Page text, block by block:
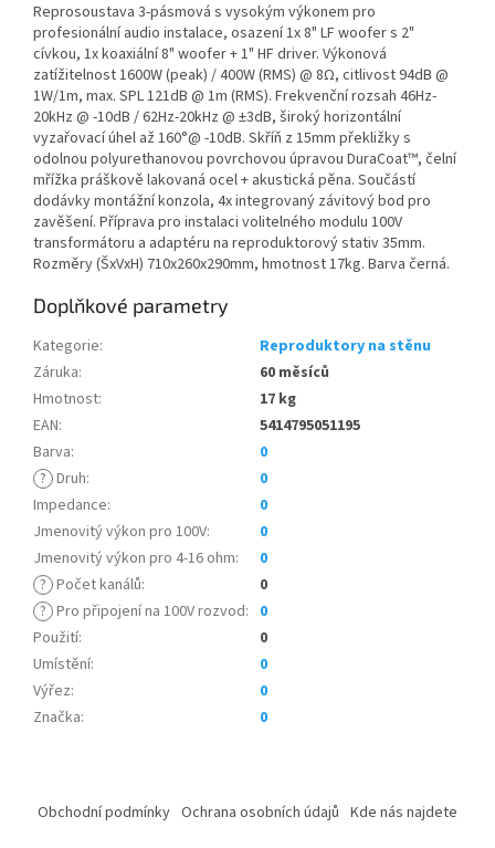
Reprosoustava 3-pásmová s vysokým výkonem pro
profesionální audio instalace, osazení 1x 8" LF woofer s 2"
cívkou, 1x koaxiální 8" woofer + 1" HF driver. Výkonová
zatížitelnost 1600W (peak) / 400W (RMS) @ 8Ω, citlivost 94dB @
1W/1m, max. SPL 121dB @ 1m (RMS). Frekvenční rozsah 46Hz-
20kHz @ -10dB / 62Hz-20kHz @ ±3dB, široký horizontální
vyzařovací úhel až 160°@ -10dB. Skříň z 15mm překližky s
odolnou polyurethanovou povrchovou úpravou DuraCoat™, čelní
mřížka práškově lakovaná ocel + akustická pěna. Součástí
dodávky montážní konzola, 4x integrovaný závitový bod pro
zavěšení. Příprava pro instalaci volitelného modulu 100V
transformátoru a adaptéru na reproduktorový stativ 35mm.
Rozměry (ŠxVxH) 710x260x290mm, hmotnost 17kg. Barva černá.
Doplňkové parametry
Kategorie:
Reproduktory na stěnu
Záruka:
60 měsíců
Hmotnost:
17 kg
EAN:
5414795051195
Barva:
0
? Druh:
0
Impedance:
0
Jmenovitý výkon pro 100V:
0
Jmenovitý výkon pro 4-16 ohm:
0
? Počet kanálů:
0
? Pro připojení na 100V rozvod: 0
Použití:
0
Umístění:
0
Výřez:
0
Značka: 0
Obchodní podmínky Ochrana osobních údajů Kde nás najdete